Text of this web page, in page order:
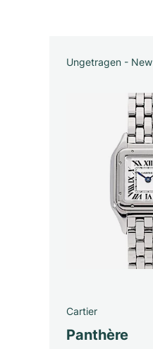
Ungetragen - New
Cartier
Panthère